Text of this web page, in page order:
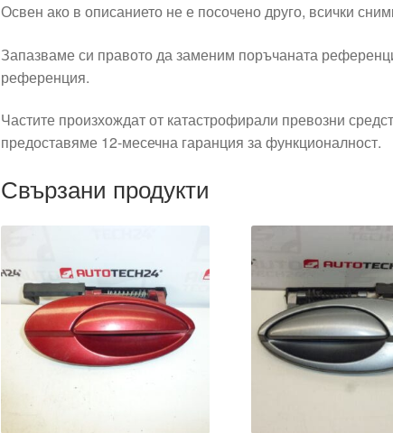
Освен ако в описанието не е посочено друго, всички
Запазваме си правото да заменим поръчаната
референция.
Частите произхождат от катастрофирали превозни
предоставяме 12-месечна гаранция за функционалност.
Свързани продукти